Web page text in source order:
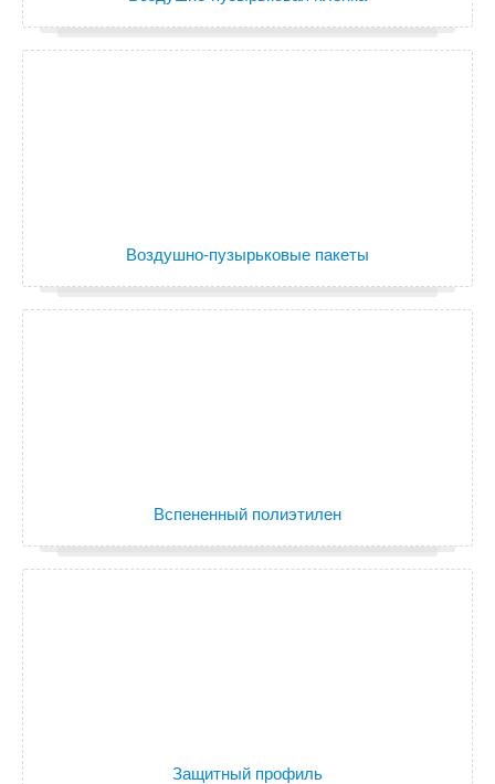
Воздушно-пузырьковые пакеты
Вспененный полиэтилен
Защитный профиль